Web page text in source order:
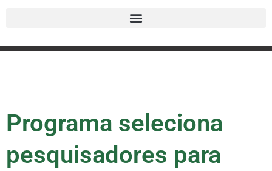
Programa seleciona
pesquisadores para